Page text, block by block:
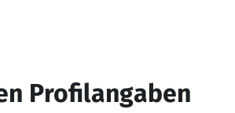
Profilangaben